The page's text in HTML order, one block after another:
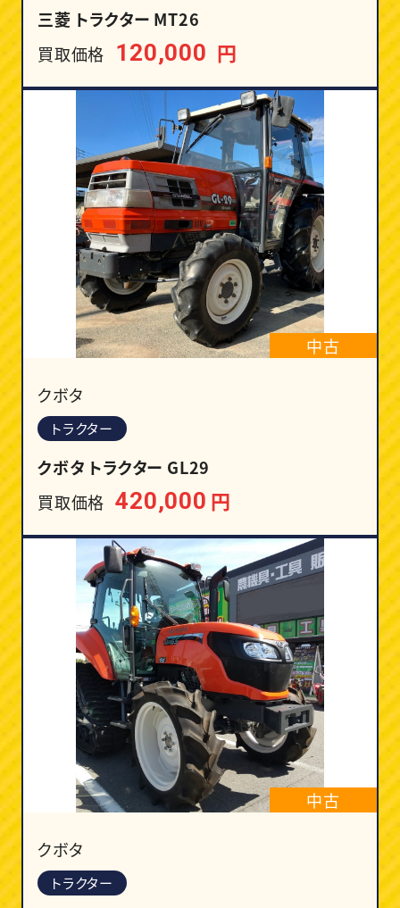
三菱 トラクター MT26
買取価格 120,000 円
中古
クボタ
トラクター
クボタ トラクター GL29
買取価格 420,000 円
中古
クボタ
トラクター